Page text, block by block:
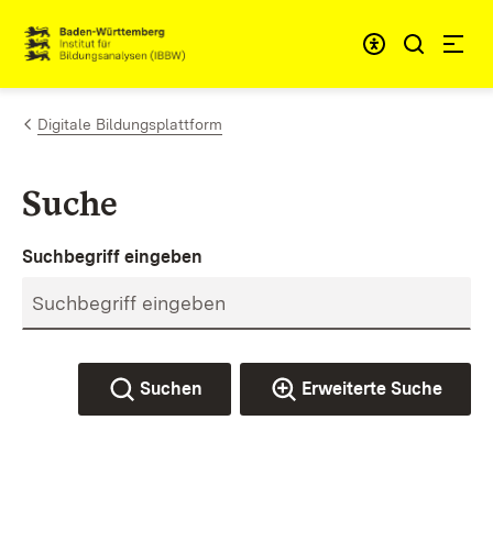
Zum Inhalt springen
Link zur Startseite
Digitale Bildungsplattform
Suche
Suchbegriff eingeben
Suchen Erweiterte Suche